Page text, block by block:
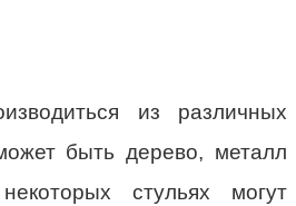
из различных
быть дерево, металл
стульях могут